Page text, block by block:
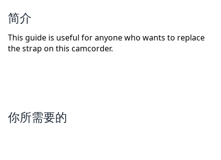
简介
This guide is useful for anyone who wants to replace
the strap on this camcorder.
你所需要的